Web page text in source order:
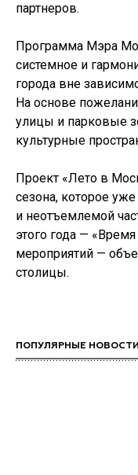
партнеров.
Программа Мэра
системное и
города вне
На основе
улицы и парковые
культурные
Проект «Лето в
сезона, которое
и неотъемлемой
этого года —
мероприятий —
столицы.
ПОПУЛЯРНЫЕ НОВОСТИ